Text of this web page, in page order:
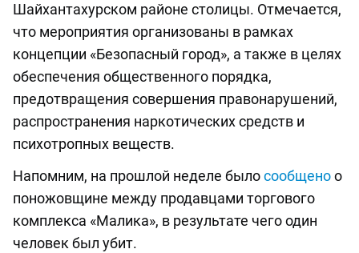
Шайхантахурском районе столицы. Отмечается,
что мероприятия организованы в рамках
концепции «Безопасный город», а также в целях
обеспечения общественного порядка,
предотвращения совершения правонарушений,
распространения наркотических средств и
психотропных веществ.
Напомним, на прошлой неделе былосообщеноо
поножовщине между продавцами торгового
комплекса «Малика», в результате чего один
человек был убит.